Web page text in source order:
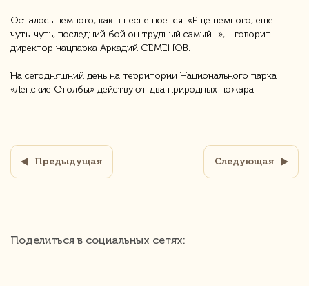
Осталось немного, как в песне поётся: «Ещё немного, ещё
чуть-чуть, последний бой он трудный самый...», - говорит
директор нацпарка Аркадий СЕМЕНОВ.
На сегодняшний день на территории Национального парка
«Ленские Столбы» действуют два природных пожара.
Предыдущая Следующая
Поделиться в социальных сетях: